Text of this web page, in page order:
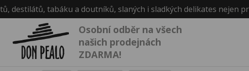
destilátů, tabáku a doutníků, slaných i sladkých delikates nejen
Osobní odběr na všech
našich prodejnách
ZDARMA!